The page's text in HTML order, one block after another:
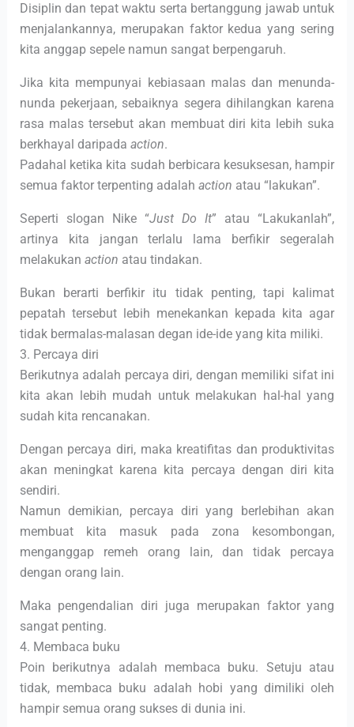
Disiplin dan tepat waktu serta bertanggung jawab untuk
menjalankannya, merupakan faktor kedua yang sering
kita anggap sepele namun sangat berpengaruh.
Jika kita mempunyai kebiasaan malas dan menunda-
nunda pekerjaan, sebaiknya segera dihilangkan karena
rasa malas tersebut akan membuat diri kita lebih suka
berkhayal daripada action.
Padahal ketika kita sudah berbicara kesuksesan, hampir
semua faktor terpenting adalah action atau “lakukan”.
Seperti slogan Nike “Just Do It” atau “Lakukanlah”,
artinya kita jangan terlalu lama berfikir segeralah
melakukan action atau tindakan.
Bukan berarti berfikir itu tidak penting, tapi kalimat
pepatah tersebut lebih menekankan kepada kita agar
tidak bermalas-malasan degan ide-ide yang kita miliki.
3. Percaya diri
Berikutnya adalah percaya diri, dengan memiliki sifat ini
kita akan lebih mudah untuk melakukan hal-hal yang
sudah kita rencanakan.
Dengan percaya diri, maka kreatifitas dan produktivitas
akan meningkat karena kita percaya dengan diri kita
sendiri.
Namun demikian, percaya diri yang berlebihan akan
membuat kita masuk pada zona kesombongan,
menganggap remeh orang lain, dan tidak percaya
dengan orang lain.
Maka pengendalian diri juga merupakan faktor yang
sangat penting.
4. Membaca buku
Poin berikutnya adalah membaca buku. Setuju atau
tidak, membaca buku adalah hobi yang dimiliki oleh
hampir semua orang sukses di dunia ini.